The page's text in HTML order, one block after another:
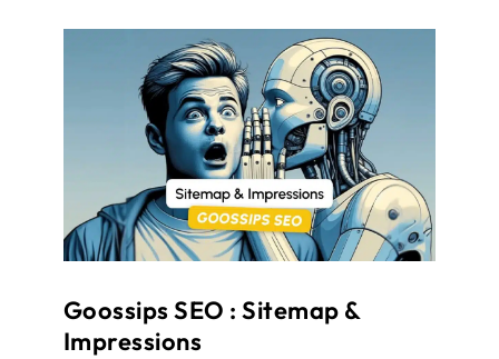
Goossips SEO : Sitemap &
Impressions